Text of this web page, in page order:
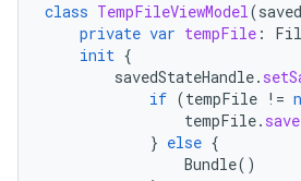
class TempFileViewModel(
private var tempFile :
init {
savedStateHandle.
if (tempFile !=
tempFile.
} else {
Bundle()